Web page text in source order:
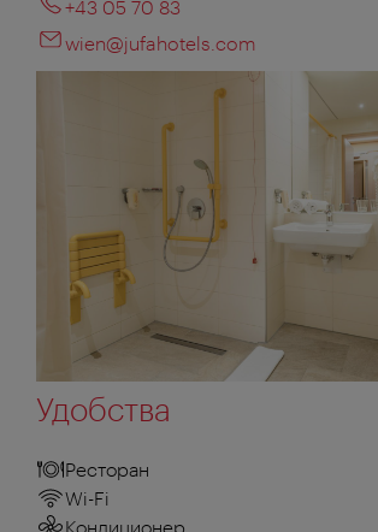
+43 05 70 83
wien@jufahotels.com
Удобства
Ресторан
Wi-Fi
Кондиционер